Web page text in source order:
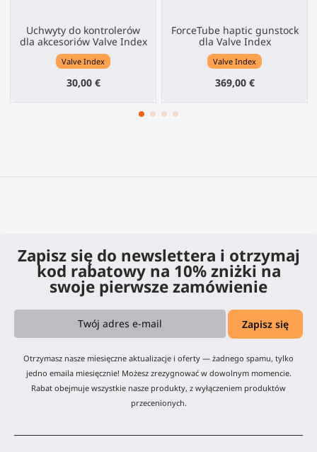
Uchwyty do kontrolerów
dla akcesoriów Valve Index
Valve Index
30,00 €
ForceTube haptic gunstock
dla Valve Index
Valve Index
369,00 €
Zapisz się do newslettera i otrzymaj
kod rabatowy na 10% zniżki na
swoje pierwsze zamówienie
Otrzymasz nasze miesięczne aktualizacje i oferty — żadnego spamu, tylko
jedno emaila miesięcznie! Możesz zrezygnować w dowolnym momencie.
Rabat obejmuje wszystkie nasze produkty, z wyłączeniem produktów
przecenionych.